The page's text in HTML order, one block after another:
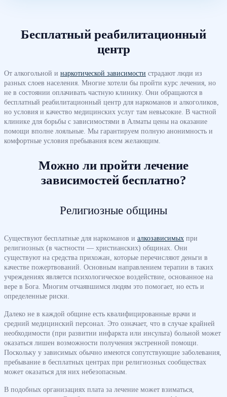
Бесплатный реабилитационный
центр
От алкогольной и наркотической зависимости страдают люди из
разных слоев населения. Многие хотели бы пройти курс лечения, но
не в состоянии оплачивать частную клинику. Они обращаются в
бесплатный реабилитационный центр для наркоманов и алкоголиков,
но условия и качество медицинских услуг там невысокие. В частной
клинике для борьбы с зависимостями в Алматы цены на оказание
помощи вполне лояльные. Мы гарантируем полную анонимность и
комфортные условия пребывания всем желающим.
Можно ли пройти лечение
зависимостей бесплатно?
Религиозные общины
Существуют бесплатные для наркоманов и алкозависимых при
религиозных (в частности — христианских) общинах. Они
существуют на средства прихожан, которые перечисляют деньги в
качестве пожертвований. Основным направлением терапии в таких
учреждениях является психологическое воздействие, основанное на
вере в Бога. Многим отчаявшимся людям это помогает, но есть и
определенные риски.
Далеко не в каждой общине есть квалифицированные врачи и
средний медицинский персонал. Это означает, что в случае крайней
необходимости (при развитии инфаркта или инсульта) больной может
оказаться лишен возможности получения экстренной помощи.
Поскольку у зависимых обычно имеются сопутствующие заболевания,
пребывание в бесплатных центрах при религиозных сообществах
может оказаться для них небезопасным.
В подобных организациях плата за лечение может взиматься,